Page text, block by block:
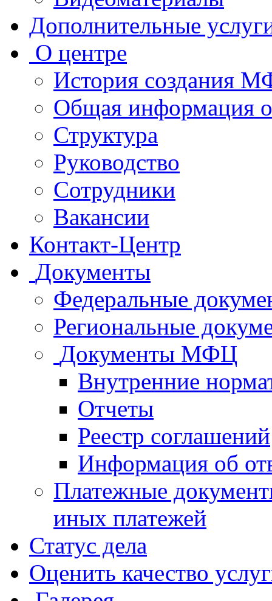
Дополнительные
О центре
История создания
Общая
Структура
Руководство
Сотрудники
Вакансии
Контакт-Центр
Документы
Федеральные
Региональные
Документы МФЦ
Внутренние
Отчеты
Реестр соглашений
Информация об
Платежные
иных платежей
Статус дела
Оценить качество